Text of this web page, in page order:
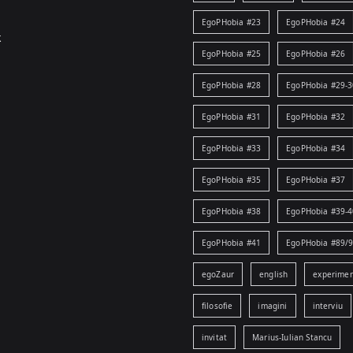
EgoPHobia #23 EgoPHobia #24
EgoPHobia #25 EgoPHobia #26
EgoPHobia #28 EgoPHobia #29-
EgoPHobia #31 EgoPHobia #32
EgoPHobia #33 EgoPHobia #34
EgoPHobia #35 EgoPHobia #37
EgoPHobia #38 EgoPHobia #39-
EgoPHobia #41 EgoPHobia #89/
egoZaur english
filosofie imagini interviu
invitat Marius-Iulian Stancu